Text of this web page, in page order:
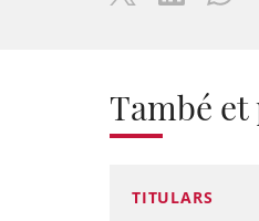
També
TITULARS